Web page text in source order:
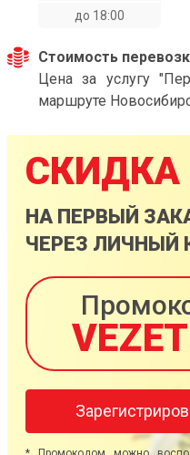
до 18:00
Стоимость
Цена за услугу
маршруте
СКИДКА
НА ПЕРВЫЙ
ЧЕРЕЗ ЛИЧНЫЙ